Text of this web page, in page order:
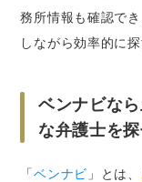
務所情報も確認で
しながら効率的に
ベンナビな
な弁護士を探
「ベンナビ 」とは、